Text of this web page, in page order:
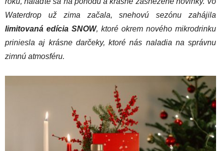
Waterdrop už zima začala, snehovú sezónu zahájila
limitovaná edícia SNOW, ktoré okrem nového mikrodrinku
priniesla aj krásne darčeky, ktoré nás naladia na správnu
zimnú atmosféru.